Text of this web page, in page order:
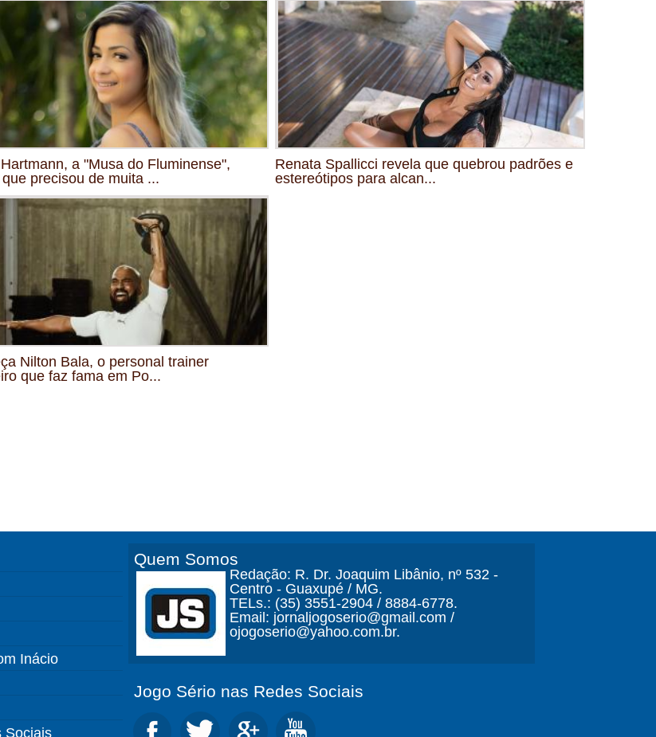
a "Musa do Fluminense",
precisou de muita ...
Renata Spallicci revela que quebrou padrões e
estereótipos para alcan...
Nilton Bala, o personal trainer
que faz fama em Po...
Inácio
Sociais
Quem Somos
Redação: R. Dr. Joaquim Libânio, nº 532 -
Centro - Guaxupé / MG.
TELs.: (35) 3551-2904 / 8884-6778.
Email: jornaljogoserio@gmail.com /
ojogoserio@yahoo.com.br.
Jogo Sério nas Redes Sociais